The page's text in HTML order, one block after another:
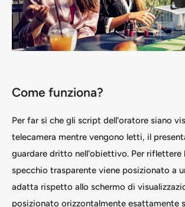
Come funziona?
Per far sì che gli script dell'oratore siano
telecamera mentre vengono letti, il
guardare dritto nell'obiettivo. Per riflettere
specchio trasparente viene posizionato a
adatta rispetto allo schermo di
posizionato orizzontalmente esattamente